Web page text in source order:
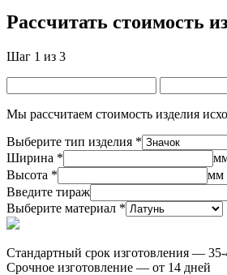
Рассчитать стоимость
Шаг 1 из 3
Мы рассчитаем стоимость изделия
Выберите тип изделия *
Ширина *
Высота *
мм
Введите тираж
Выберите материал *
Стандартный срок изготовления —
Срочное изготовление — от 14 дней